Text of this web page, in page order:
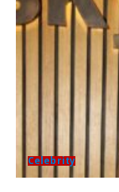
Celebrity